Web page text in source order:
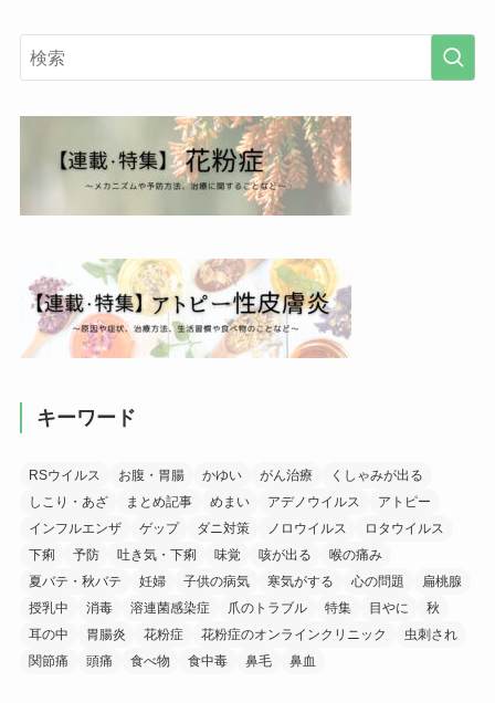
キーワード
RSウイルス お腹・胃腸 かゆい がん治療
くしゃみが出る
しこり・あざ
まとめ記事 めまい アデノウイルス
アトピー
インフルエンザ
ゲップ ダニ対策 ノロウイルス
ロタウイルス
下痢
予防 吐き気・下痢 味覚 咳が出る
喉の痛み
夏バテ・秋バテ
妊婦 子供の病気 寒気がする 心の問題
扁桃腺
授乳中
消毒 溶連菌感染症 爪のトラブル 特集 目やに
秋
耳の中
胃腸炎 花粉症 花粉症のオンラインクリニック
虫刺され
関節痛
頭痛 食べ物 食中毒 鼻毛 鼻血